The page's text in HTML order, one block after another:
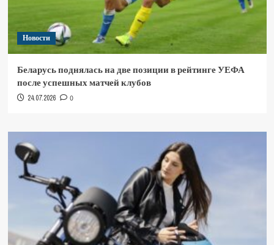
Новости
Беларусь поднялась на две позиции в рейтинге УЕФА
после успешных матчей клубов
24.07.2026 0